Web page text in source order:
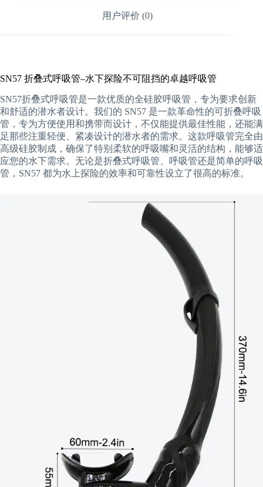
用户评价 (0)
SN57 折叠式呼吸管–水下探险不可阻挡的卓越呼吸管
SN57折叠式呼吸管是一款优质的全硅胶呼吸管，专为要求创新
和舒适的潜水者设计。我们的 SN57 是一款革命性的可折叠呼吸
管，专为方便使用和携带而设计，不仅能提供最佳性能，还能满
足那些注重轻便、紧凑设计的潜水者的需求。这款呼吸管完全由
高级硅胶制成，确保了特别柔软的呼吸嘴和灵活的结构，能够适
应您的水下需求。无论是折叠式呼吸管、呼吸管还是简单的呼吸
管，SN57 都为水上探险的效率和可靠性设立了很高的标准。